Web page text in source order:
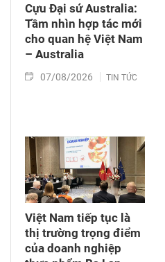
Cựu Đại sứ Australia:
Tầm nhìn hợp tác mới
cho quan hệ Việt Nam
– Australia
07/08/2026 TIN TỨC
Việt Nam tiếp tục là
thị trường trọng điểm
của doanh nghiệp